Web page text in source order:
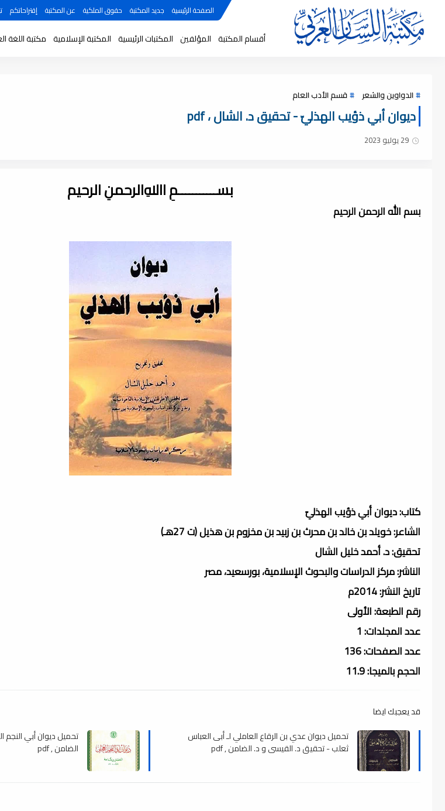
الصفحة الرئيسية جديد المكتبة حقوق الملكية عن المكتبة إقتراحاتكم
أقسام المكتبة المؤلفين المكتبات الرئيسية المكتبة الإسلامية مكتبة اللغة
الدواوين والشعر قسم الأدب العام
ديوان أبي ذؤيب الهذليّ - تحقيق د. الشال ، pdf
29 يوليو 2023
بســـــــــــمِ اﷲِالرحمنِ الرحيم
بسم الله الرحمن الرحيم
كتاب: ديوان أبي ذؤيب الهذليّ
الشاعر: خويلد بن خالد بن محرث بن زبيد بن مخزوم بن هذيل (ت 27هـ)
تحقيق: د. أحمد خليل الشال
الناشر: مركز الدراسات والبحوث الإسلامية، بورسعيد، مصر
تاريخ النشر: 2014م
رقم الطبعة: الأولى
عدد المجلدات: 1
عدد الصفحات: 136
الحجم بالميجا: 11.9
قد يعجبك ايضا
تحميل ديوان عدي بن الرقاع العاملي لـ أبى العباس
ثعلب - تحقيق د. القيسي و د. الضامن , pdf
تحميل ديوان أبي النجم
الضامن , pdf